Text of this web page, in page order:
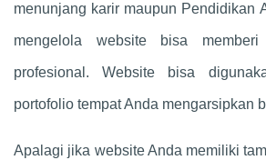
menunjang karir maupun Pendidikan
mengelola website bisa
profesional. Website bisa
portofolio tempat Anda mengarsipkan
Apalagi jika website Anda memiliki